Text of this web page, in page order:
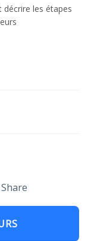
les étapes
Share